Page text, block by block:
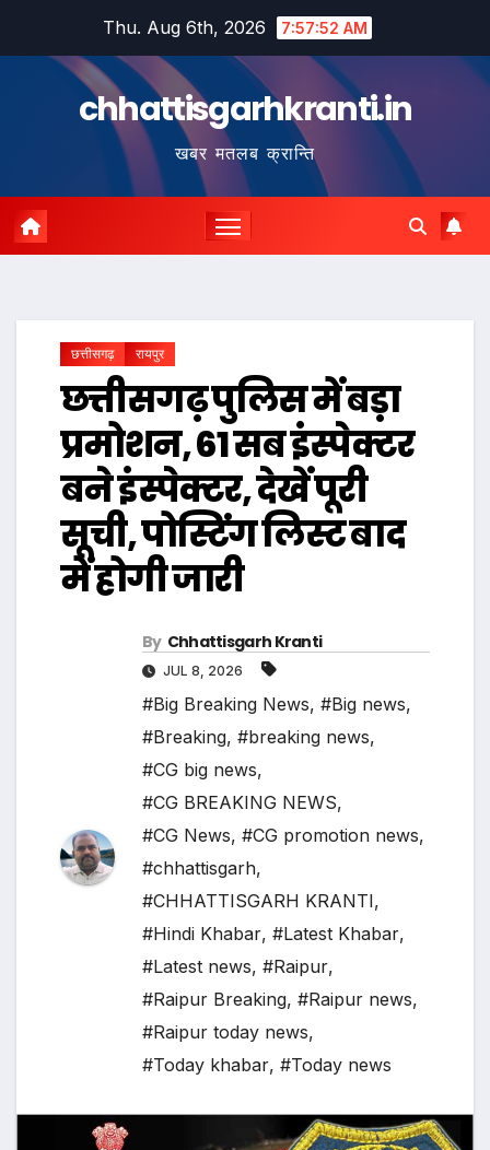
Thu. Aug 6th, 2026 7:57:53 AM
chhattisgarhkranti.in
खबर मतलब क्रान्ति
छत्तीसगढ़ रायपुर
छत्तीसगढ़ पुलिस में बड़ा
प्रमोशन, 61 सब इंस्पेक्टर
बने इंस्पेक्टर, देखें पूरी
सूची, पोस्टिंग लिस्ट बाद
में होगी जारी
By Chhattisgarh Kranti
JUL 8, 2026
#Big Breaking News, #Big news,
#Breaking, #breaking news,
#CG big news,
#CG BREAKING NEWS,
#CG News, #CG promotion news,
#chhattisgarh,
#CHHATTISGARH KRANTI,
#Hindi Khabar, #Latest Khabar,
#Latest news, #Raipur,
#Raipur Breaking, #Raipur news,
#Raipur today news,
#Today khabar, #Today news